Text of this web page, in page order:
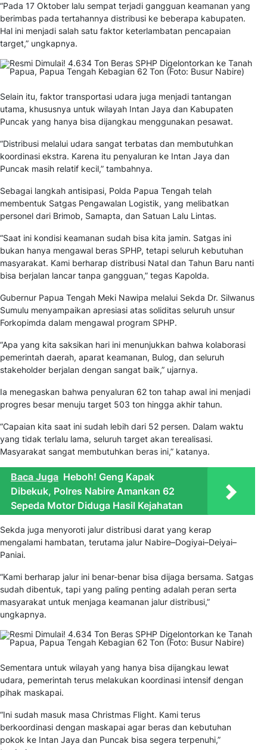
“Pada 17 Oktober lalu sempat terjadi gangguan keamanan yang
berimbas pada tertahannya distribusi ke beberapa kabupaten.
Hal ini menjadi salah satu faktor keterlambatan pencapaian
target,” ungkapnya.
Selain itu, faktor transportasi udara juga menjadi tantangan
utama, khususnya untuk wilayah Intan Jaya dan Kabupaten
Puncak yang hanya bisa dijangkau menggunakan pesawat.
“Distribusi melalui udara sangat terbatas dan membutuhkan
koordinasi ekstra. Karena itu penyaluran ke Intan Jaya dan
Puncak masih relatif kecil,” tambahnya.
Sebagai langkah antisipasi, Polda Papua Tengah telah
membentuk Satgas Pengawalan Logistik, yang melibatkan
personel dari Brimob, Samapta, dan Satuan Lalu Lintas.
“Saat ini kondisi keamanan sudah bisa kita jamin. Satgas ini
bukan hanya mengawal beras SPHP, tetapi seluruh kebutuhan
masyarakat. Kami berharap distribusi Natal dan Tahun Baru nanti
bisa berjalan lancar tanpa gangguan,” tegas Kapolda.
Gubernur Papua Tengah Meki Nawipa melalui Sekda Dr. Silwanus
Sumulu menyampaikan apresiasi atas soliditas seluruh unsur
Forkopimda dalam mengawal program SPHP.
“Apa yang kita saksikan hari ini menunjukkan bahwa kolaborasi
pemerintah daerah, aparat keamanan, Bulog, dan seluruh
stakeholder berjalan dengan sangat baik,” ujarnya.
Ia menegaskan bahwa penyaluran 62 ton tahap awal ini menjadi
progres besar menuju target 503 ton hingga akhir tahun.
“Capaian kita saat ini sudah lebih dari 52 persen. Dalam waktu
yang tidak terlalu lama, seluruh target akan terealisasi.
Masyarakat sangat membutuhkan beras ini,” katanya.
Baca Juga Heboh! Geng Kapak
Dibekuk, Polres Nabire Amankan 62
Sepeda Motor Diduga Hasil Kejahatan
Sekda juga menyoroti jalur distribusi darat yang kerap
mengalami hambatan, terutama jalur Nabire–Dogiyai–Deiyai–
Paniai.
“Kami berharap jalur ini benar-benar bisa dijaga bersama. Satgas
sudah dibentuk, tapi yang paling penting adalah peran serta
masyarakat untuk menjaga keamanan jalur distribusi,”
ungkapnya.
Sementara untuk wilayah yang hanya bisa dijangkau lewat
udara, pemerintah terus melakukan koordinasi intensif dengan
pihak maskapai.
“Ini sudah masuk masa Christmas Flight. Kami terus
berkoordinasi dengan maskapai agar beras dan kebutuhan
pokok ke Intan Jaya dan Puncak bisa segera terpenuhi,”